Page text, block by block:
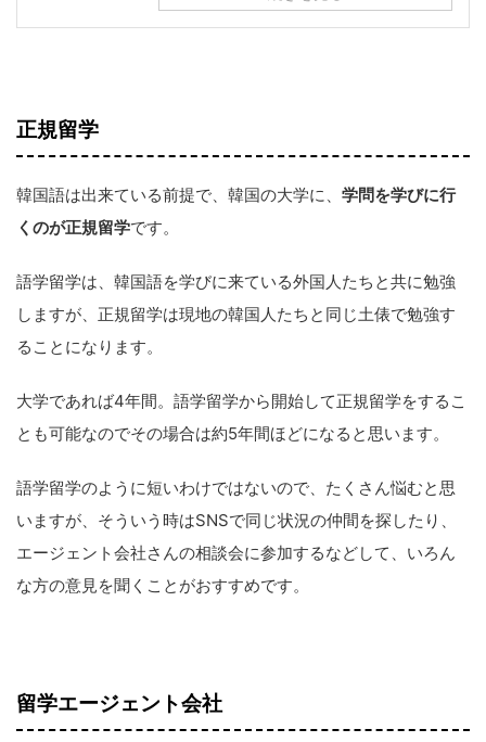
正規留学
韓国語は出来ている前提で、韓国の大学に、 学問を学びに行
くのが正規留学です。
語学留学は、韓国語を学びに来ている外国人たちと共に勉強
しますが、正規留学は現地の韓国人たちと同じ土俵で勉強す
ることになります。
大学であれば4年間。語学留学から開始して正規留学をするこ
とも可能なのでその場合は約5年間ほどになると思います。
語学留学のように短いわけではないので、たくさん悩むと思
いますが、そういう時はSNSで同じ状況の仲間を探したり、
エージェント会社さんの相談会に参加するなどして、いろん
な方の意見を聞くことがおすすめです。
留学エージェント会社